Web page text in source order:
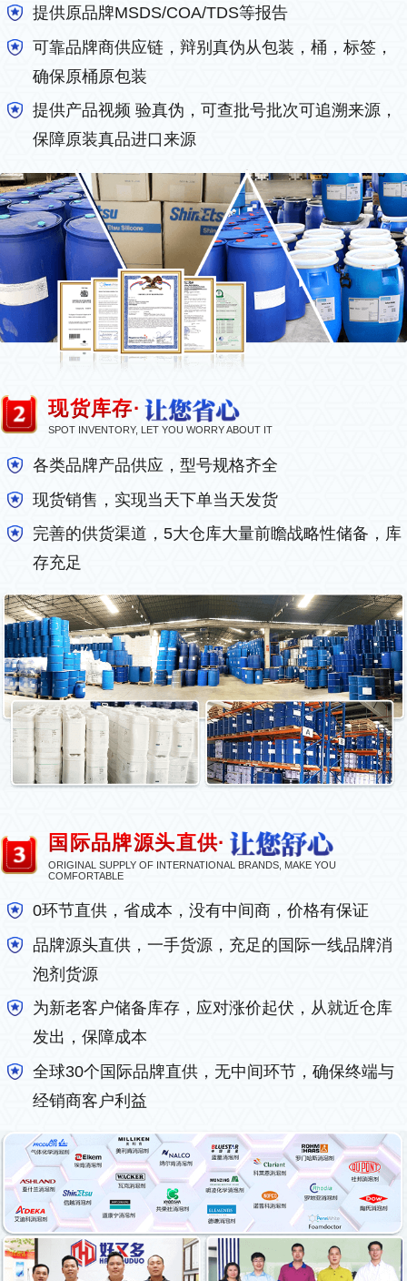
提供原品牌MSDS/COA/TDS等报告
可靠品牌商供应链，辩别真伪从包装，桶，标签，
确保原桶原包装
提供产品视频 验真伪，可查批号批次可追溯来源，
保障原装真品进口来源
现货库存·
SPOT INVENTORY, LET YOU WORRY ABOUT IT
各类品牌产品供应，型号规格齐全
现货销售，实现当天下单当天发货
完善的供货渠道，5大仓库大量前瞻战略性储备，库
存充足
国际品牌源头直供·
ORIGINAL SUPPLY OF INTERNATIONAL BRANDS, MAKE YOU
COMFORTABLE
0环节直供，省成本，没有中间商，价格有保证
品牌源头直供，一手货源，充足的国际一线品牌消
泡剂货源
为新老客户储备库存，应对涨价起伏，从就近仓库
发出，保障成本
全球30个国际品牌直供，无中间环节，确保终端与
经销商客户利益